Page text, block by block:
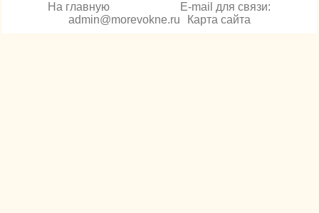
На главную
E-mail для связи:
admin@morevokne.ru
Карта сайта